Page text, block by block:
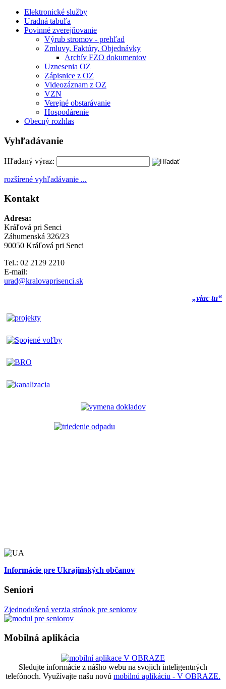
Elektronické služby
Uradná tabuľa
Povinné zverejňovanie
Výrub stromov - prehľad
Zmluvy, Faktúry, Objednávky
Archív FZO dokumentov
Uznesenia OZ
Zápisnice z OZ
Videozáznam z OZ
VZN
Verejné obstarávanie
Hospodárenie
Obecný rozhlas
Vyhľadávanie
Hľadaný výraz:
rozšírené vyhľadávanie ...
Kontakt
Adresa:
Kráľová pri Senci
Záhumenská 326/23
90050 Kráľová pri Senci
Tel.: 02 2129 2210
E-mail:
urad@kralovaprisenci.sk
„viac tu“
Informácie pre Ukrajinských občanov
Seniori
Zjednodušená verzia stránok pre seniorov
Mobilná aplikácia
Sledujte informácie z nášho webu na svojich inteligentných
telefónoch. Využívajte našu novú mobilnú aplikáciu - V OBRAZE.